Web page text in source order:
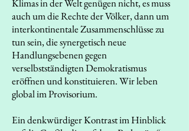
Klimas in der Welt genügen nicht, es muss
auch um die Rechte der Völker, dann um
interkontinentale Zusammenschlüsse zu
tun sein, die synergetisch neue
Handlungsebenen gegen
verselbstständigten Demokratismus
eröffnen und konstituieren. Wir leben
global im Provisorium.
Ein denkwürdiger Kontrast im Hinblick